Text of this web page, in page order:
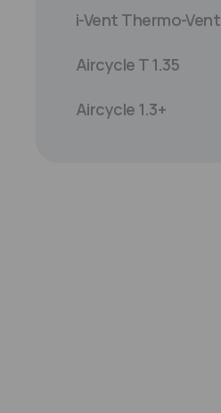
i-Vent Thermo-Vent
Aircycle T 1.35
Aircycle 1.3+